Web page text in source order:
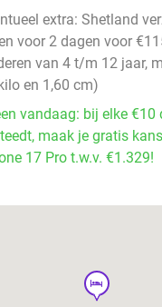
extra: Shetland
voor 2 dagen voor
van 4 t/m 12 jaar,
en 1,60 cm)
vandaag: bij elke €10
maak je gratis
17 Pro t.w.v. €1.329!
hotel